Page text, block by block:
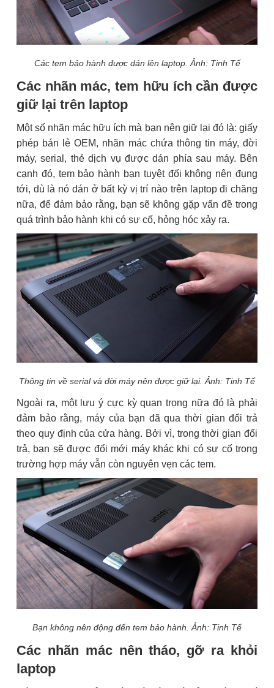
Các tem bảo hành được dán lên laptop. Ảnh: Tinh Tế
Các nhãn mác, tem hữu ích cần được
giữ lại trên laptop
Một số nhãn mác hữu ích mà bạn nên giữ lại đó là: giấy
phép bán lẻ OEM, nhãn mác chứa thông tin máy, đời
máy, serial, thẻ dịch vụ được dán phía sau máy. Bên
cạnh đó, tem bảo hành bạn tuyệt đối không nên đụng
tới, dù là nó dán ở bất kỳ vị trí nào trên laptop đi chăng
nữa, để đảm bảo rằng, bạn sẽ không gặp vấn đề trong
quá trình bảo hành khi có sự cố, hỏng hóc xảy ra.
Thông tin về serial và đời máy nên được giữ lại. Ảnh: Tinh Tế
Ngoài ra, một lưu ý cực kỳ quan trọng nữa đó là phải
đảm bảo rằng, máy của bạn đã qua thời gian đổi trả
theo quy định của cửa hàng. Bởi vì, trong thời gian đổi
trả, bạn sẽ được đổi mới máy khác khi có sự cố trong
trường hợp máy vẫn còn nguyên vẹn các tem.
Bạn không nên động đến tem bảo hành. Ảnh: Tinh Tế
Các nhãn mác nên tháo, gỡ ra khỏi
laptop